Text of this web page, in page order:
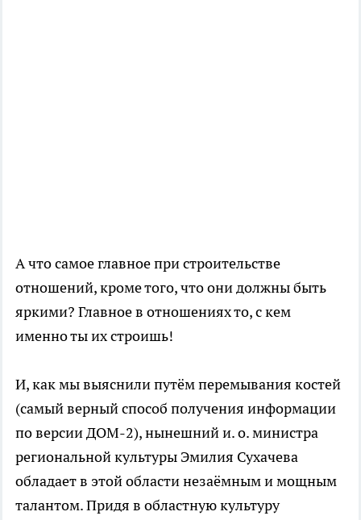
А что самое главное при строительстве
отношений, кроме того, что они должны быть
яркими? Главное в отношениях то, с кем
именно ты их строишь!
И, как мы выяснили путём перемывания костей
(самый верный способ получения информации
по версии ДОМ-2), нынешний и. о. министра
региональной культуры Эмилия Сухачева
обладает в этой области незаёмным и мощным
талантом. Придя в областную культуру